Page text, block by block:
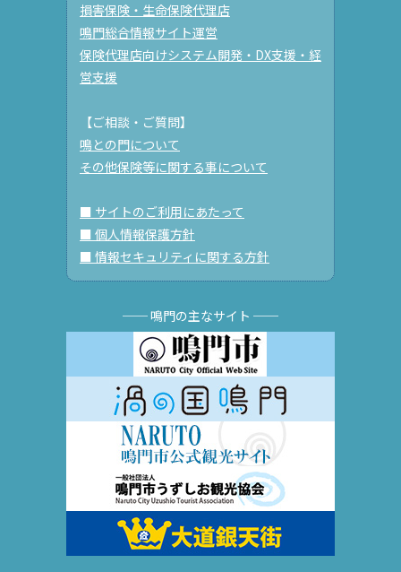
損害保険・生命保険代理店
鳴門総合情報サイト運営
保険代理店向けシステム開発・DX支援・経
営支援
【ご相談・ご質問】
鳴との門について
その他保険等に関する事について
■ サイトのご利用にあたって
■ 個人情報保護方針
■ 情報セキュリティに関する方針
── 鳴門の主なサイト ──